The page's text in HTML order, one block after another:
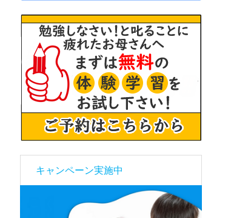
キャンペーン実施中